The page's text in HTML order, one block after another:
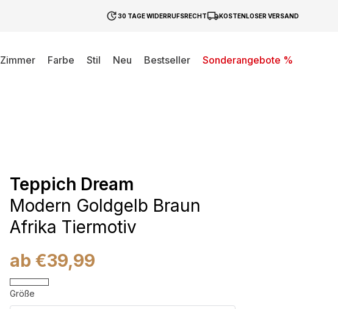
30 TAGE WIDERRUFSRECHT KOSTENLOSER VERSAND
Zimmer Farbe Stil Neu Bestseller
Sonderangebote %
Teppich Dream
Modern Goldgelb Braun
Afrika Tiermotiv
ab €39,99
Größe